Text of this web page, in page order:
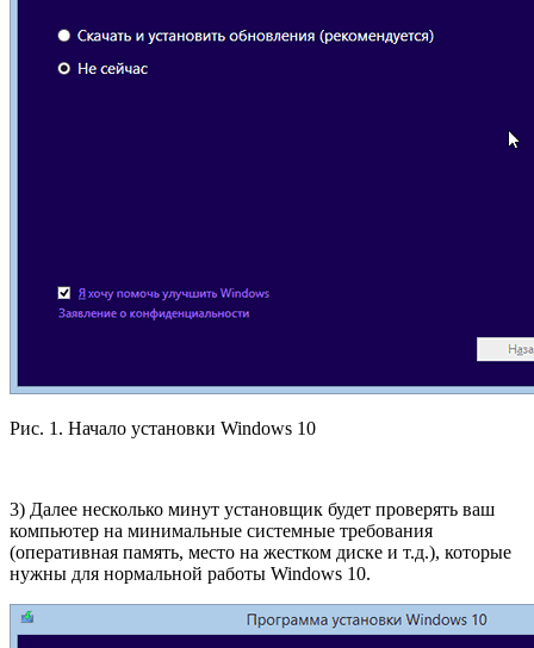
Рис. 1. Начало установки Windows 10
3) Далее несколько минут установщик будет проверять ваш
компьютер на минимальные системные требования
(оперативная память, место на жестком диске и т.д.), которые
нужны для нормальной работы Windows 10.